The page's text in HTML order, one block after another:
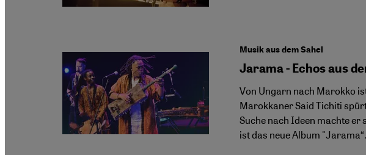
Musik aus dem Sahel
Jarama - Echos aus
Von Ungarn nach Marokko
Marokkaner Said Tichiti
Suche nach Ideen machte er
ist das neue Album "Jarama“.